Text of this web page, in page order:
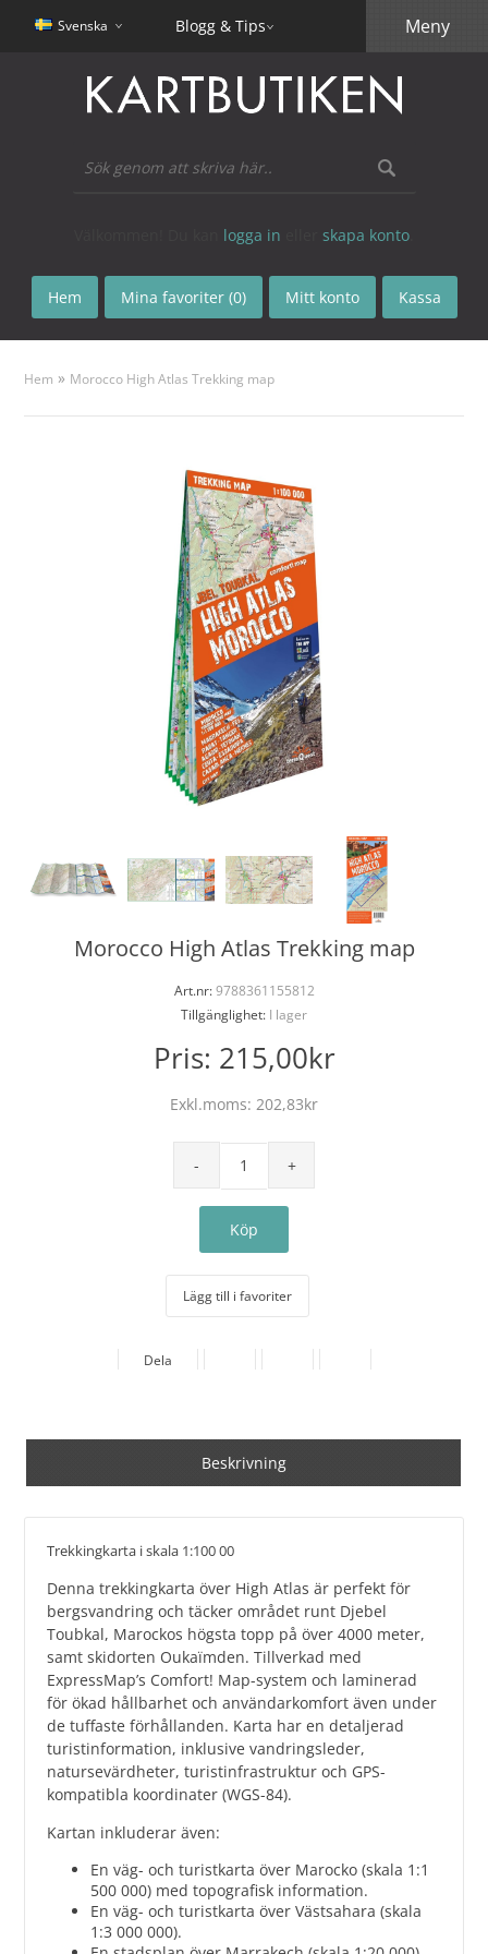
Svenska Blogg & Tips
logga in skapa konto
Hem Mina favoriter (0) Mitt konto Kassa
Meny
Hem » Morocco High Atlas Trekking map
Morocco High Atlas Trekking map
Art.nr:9788361155812
Tillgänglighet: I lager
Pris: 215,00kr
Exkl.moms: 202,83kr
Lägg till i favoriter
Dela
Beskrivning
Trekkingkarta i skala 1:100 00
Denna trekkingkarta över High Atlas är perfekt för
bergsvandring och täcker området runt Djebel
Toubkal, Marockos högsta topp på över 4000 meter,
samt skidorten Oukaïmden. Tillverkad med
ExpressMap’s Comfort! Map-system och laminerad
för ökad hållbarhet och användarkomfort även under
de tuffaste förhållanden. Karta har en detaljerad
turistinformation, inklusive vandringsleder,
natursevärdheter, turistinfrastruktur och GPS-
kompatibla koordinater (WGS-84).
Kartan inkluderar även:
En väg- och turistkarta över Marocko (skala 1:1
500 000) med topografisk information.
En väg- och turistkarta över Västsahara (skala
1:3 000 000).